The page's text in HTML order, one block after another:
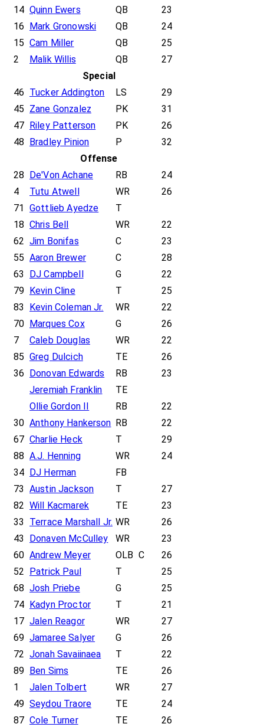
14 Quinn Ewers QB
23
16
Mark Gronowski QB
24
15 Cam Miller QB
25
2
Malik Willis QB
27
Special
46 Tucker Addington LS
29
45 Zane Gonzalez PK
31
47
Riley Patterson PK
26
48
Bradley Pinion P
32
Offense
28
De'Von Achane RB
24
4
Tutu Atwell WR
26
71
Gottlieb Ayedze
T
18 Chris Bell WR
22
62 Jim Bonifas C
23
55 Aaron Brewer C
28
63
DJ Campbell G
22
79
Kevin Cline T
25
83
Kevin Coleman Jr. WR
22
70
Marques Cox G
26
7
Caleb Douglas WR
22
85 Greg Dulcich TE
26
36
Donovan Edwards RB
23
Jeremiah Franklin
TE
Ollie Gordon II
RB
22
30 Anthony Hankerson RB
22
67 Charlie Heck T
29
88 A.J. Henning WR
24
34
DJ Herman
FB
73 Austin Jackson T
27
82 Will Kacmarek TE
23
33
Terrace Marshall Jr. WR
26
43
Donaven McCulley WR
23
60 Andrew Meyer OLB C
26
52
Patrick Paul T
25
68 Josh Priebe G
25
74
Kadyn Proctor T
21
17 Jalen Reagor WR
27
69 Jamaree Salyer G
26
72 Jonah Savaiinaea T
22
89
Ben Sims TE
26
1
Jalen Tolbert WR
27
49 Seydou Traore TE
24
87 Cole Turner TE
26